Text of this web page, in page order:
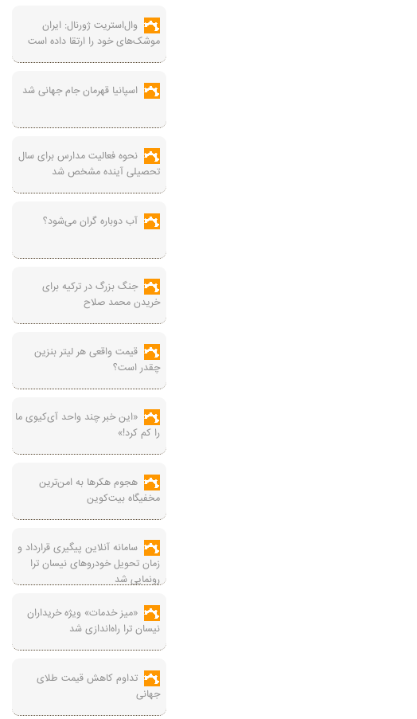
وال‌استریت ژورنال: ایران
موشک‌های خود را ارتقا داده است
اسپانیا قهرمان جام جهانی شد
نحوه فعالیت مدارس برای سال
تحصیلی آینده مشخص شد
آب دوباره گران می‌شود؟
جنگ بزرگ در ترکیه برای
خریدن محمد صلاح
قیمت واقعی هر لیتر بنزین
چقدر است؟
«این خبر چند واحد آی‌کیوی ما
را کم کرد!»
هجوم هکرها به امن‌ترین
مخفیگاه بیت‌کوین
سامانه آنلاین پیگیری قرارداد‌ و
زمان تحویل خودرو‌های نیسان ترا
رونمایی شد
«میز خدمات» ویژه خریداران
نیسان ترا راه‌اندازی شد
تداوم کاهش قیمت طلای
جهانی